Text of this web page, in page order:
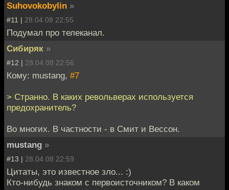
Suhovokobylin »
#11 | 28.04.08 22:55
Подумал про телеканал.
Сибиряк »
#12 | 28.04.08 22:56
Кому: mustang, #7
> Странно. В каких револьверах используется
предохранитель?
Во многих. В частности - в Смит и Вессон.
mustang »
#13 | 28.04.08 22:59
Цитаты, это известное зло... :)
Кто-нибудь знаком с первоисточником? В каком